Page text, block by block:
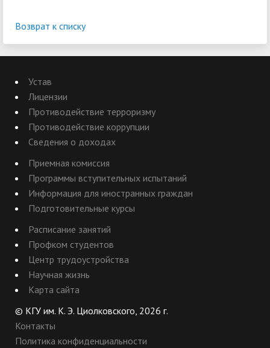
Возврат к списку
Устав
Лицензии
Противодействие терроризму
Противодействие коррупции
Сведения о доходах
Приемная комиссия
Программы вступительных испытаний
Информация для иностранных граждан
Подготовительные курсы
Расписание занятий
Профком студентов
Центр трудоустройства
Научная жизнь
Карта сайта
© КГУ им. К. Э. Циолковского, 2026 г.
Контакты
Политика конфиденциальности